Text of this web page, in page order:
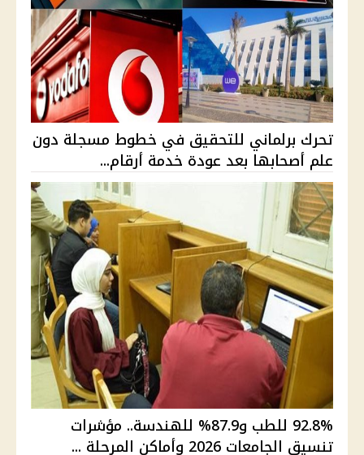
تحرك برلماني للتحقيق في خطوط مسجلة دون
علم أصحابها بعد عودة خدمة أرقام...
92.8% للطب و87.9% للهندسة.. مؤشرات
تنسيق الجامعات 2026 وأماكن المرحلة ...